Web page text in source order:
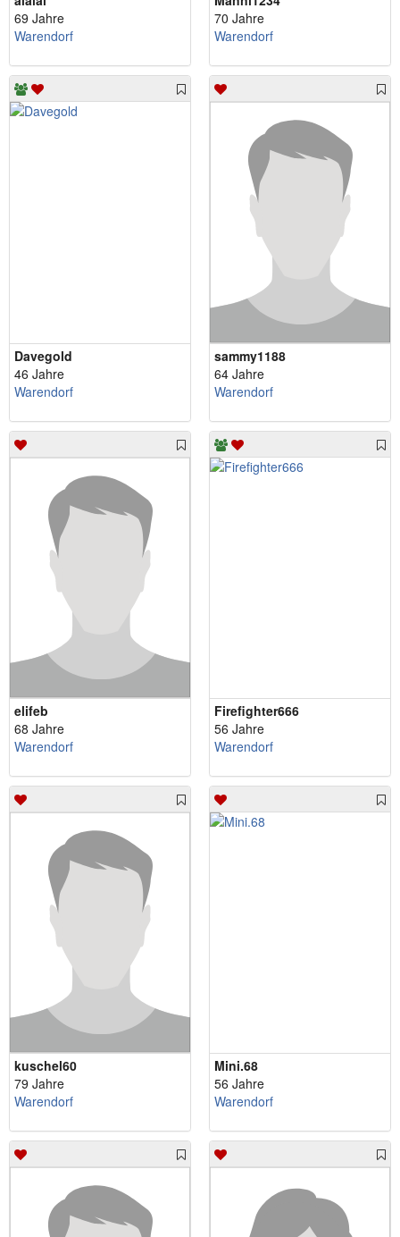
69 Jahre
Warendorf
70 Jahre
Warendorf
Davegold
46 Jahre
Warendorf
sammy1188
64 Jahre
Warendorf
elifeb
68 Jahre
Warendorf
Firefighter666
56 Jahre
Warendorf
kuschel60
79 Jahre
Warendorf
Mini.68
56 Jahre
Warendorf